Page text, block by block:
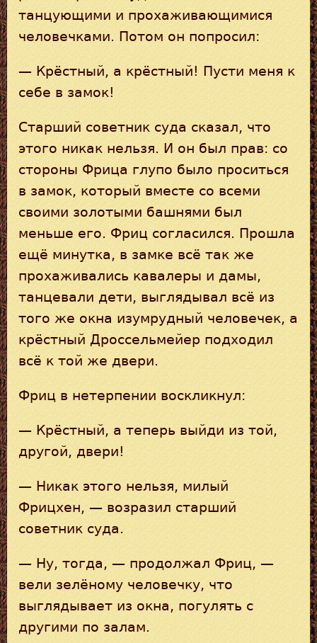
танцующими и прохаживающимися
человечками. Потом он попросил:
— Крёстный, а крёстный! Пусти меня к
себе в замок!
Старший советник суда сказал, что
этого никак нельзя. И он был прав: со
стороны Фрица глупо было проситься
в замок, который вместе со всеми
своими золотыми башнями был
меньше его. Фриц согласился. Прошла
ещё минутка, в замке всё так же
прохаживались кавалеры и дамы,
танцевали дети, выглядывал всё из
того же окна изумрудный человечек, а
крёстный Дроссельмейер подходил
всё к той же двери.
Фриц в нетерпении воскликнул:
— Крёстный, а теперь выйди из той,
другой, двери!
— Никак этого нельзя, милый
Фрицхен, — возразил старший
советник суда.
— Ну, тогда, — продолжал Фриц, —
вели зелёному человечку, что
выглядывает из окна, погулять с
другими по залам.